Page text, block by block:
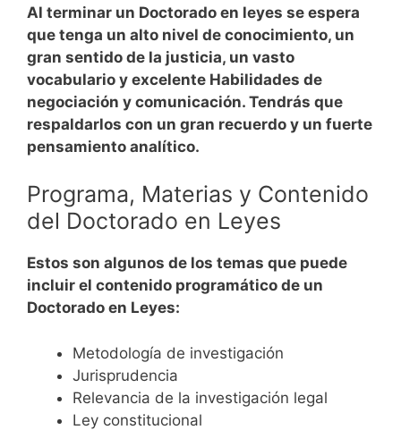
Al terminar un Doctorado en leyes se espera
que tenga un alto nivel de conocimiento, un
gran sentido de la justicia, un vasto
vocabulario y excelente Habilidades de
negociación y comunicación. Tendrás que
respaldarlos con un gran recuerdo y un fuerte
pensamiento analítico.
Programa, Materias y Contenido
del Doctorado en Leyes
Estos son algunos de los temas que puede
incluir el contenido programático de un
Doctorado en Leyes:
Metodología de investigación
Jurisprudencia
Relevancia de la investigación legal
Ley constitucional